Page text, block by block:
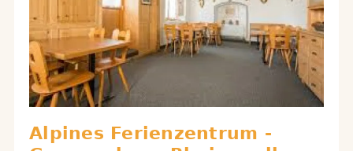
Alpines Ferienzentrum -